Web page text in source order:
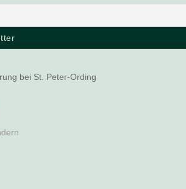
bei St. Peter-Ording